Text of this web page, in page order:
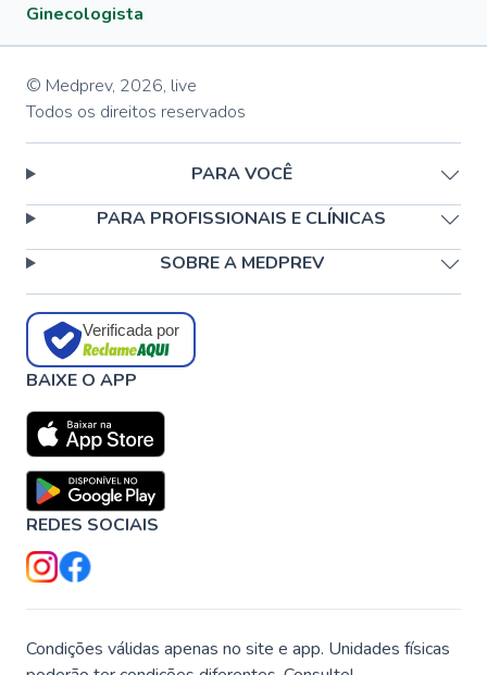
Ginecologista
© Medprev, 2026, live
Todos os direitos reservados
PARA VOCÊ
PARA PROFISSIONAIS E CLÍNICAS
SOBRE A MEDPREV
Verificada por
BAIXE O APP
REDES SOCIAIS
Condições válidas apenas no site e app. Unidades físicas